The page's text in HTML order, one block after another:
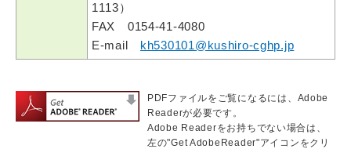
1113）
FAX 0154-41-4080
E‐mail kh530101@kushiro-cghp.jp
PDFファイルをご覧になるには、Adobe
Readerが必要です。
Adobe Readerをお持ちでない場合は、
左の"Get AdobeReader"アイコンをクリ